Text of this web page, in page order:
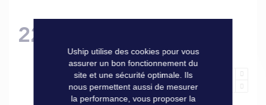
22,50 €
Uship utilise des cookies pour vous
assurer un bon fonctionnement du
site et une sécurité optimale. Ils
nous permettent aussi de mesurer
la performance, vous proposer la